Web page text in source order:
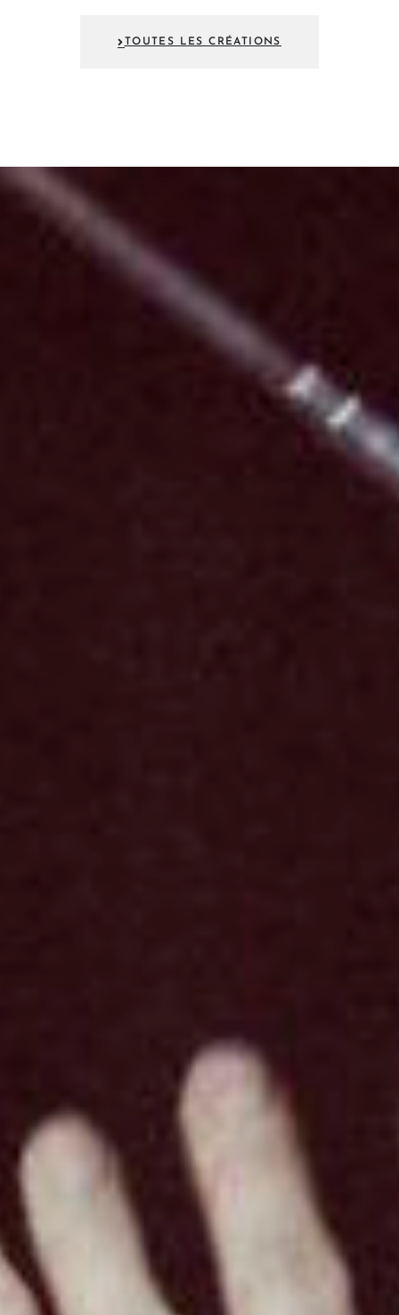
TOUTES LES CRÉATIONS